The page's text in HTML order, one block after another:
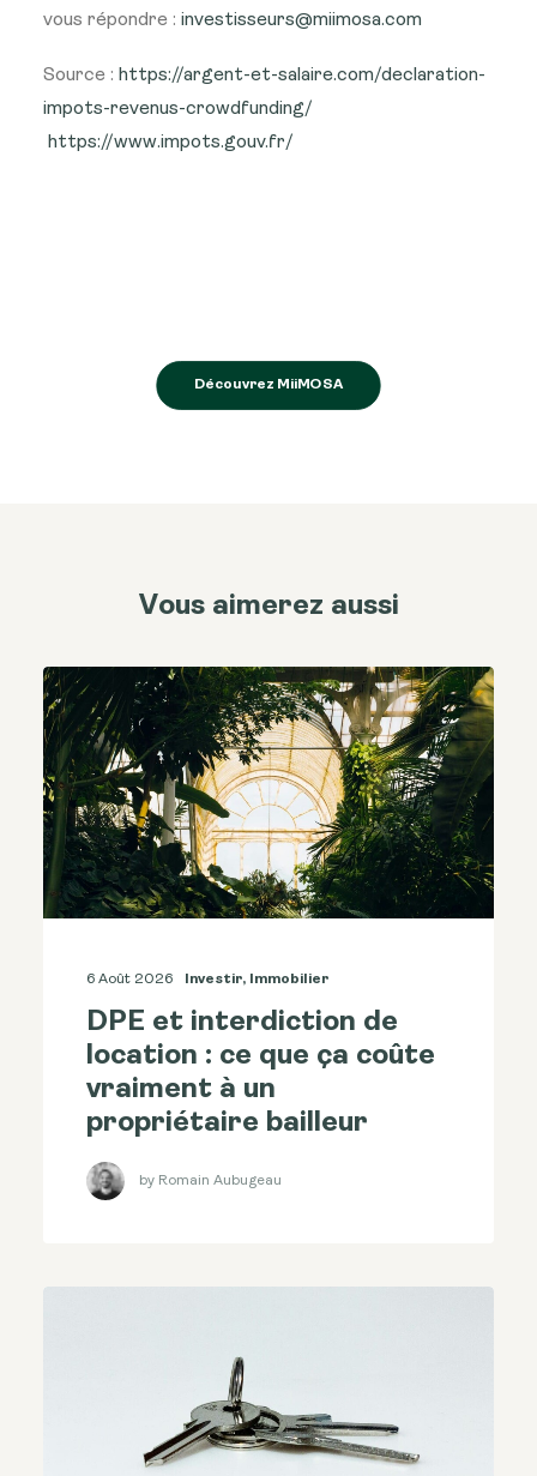
vous répondre : investisseurs@miimosa.com
Source : https://argent-et-salaire.com/declaration-
impots-revenus-crowdfunding/
https://www.impots.gouv.fr/
Découvrez MiiMOSA
Vous aimerez aussi
6 Août 2026 Investir, Immobilier
DPE et interdiction de
location : ce que ça coûte
vraiment à un
propriétaire bailleur
by Romain Aubugeau